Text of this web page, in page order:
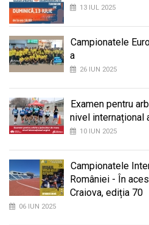
13 IUL 2025
Campionatele
a
26 IUN 2025
Examen pentru
nivel internațional
10 IUN 2025
Campionatele
României - În
Craiova, ediția 70
06 IUN 2025